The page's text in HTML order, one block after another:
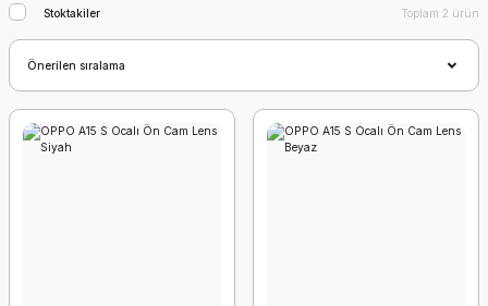
Stoktakiler Toplam 2 ürün